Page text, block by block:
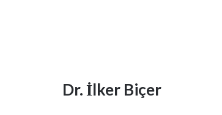
Dr. İlker Biçer